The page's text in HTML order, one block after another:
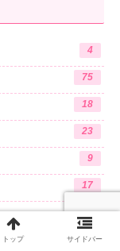
4
75
18
23
9
17
3
2
トップ サイドバー